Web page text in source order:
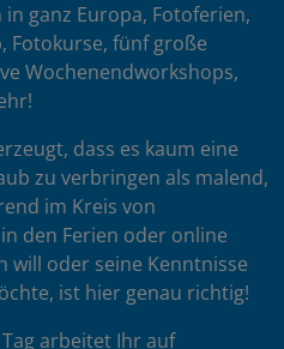
ganz Europa, Fotoferien,
Fotokurse, fünf große
Wochenendworkshops,
dass es kaum eine
zu verbringen als malend,
im Kreis von
den Ferien oder online
will oder seine Kenntnisse
ist hier genau richtig!
arbeitet Ihr auf